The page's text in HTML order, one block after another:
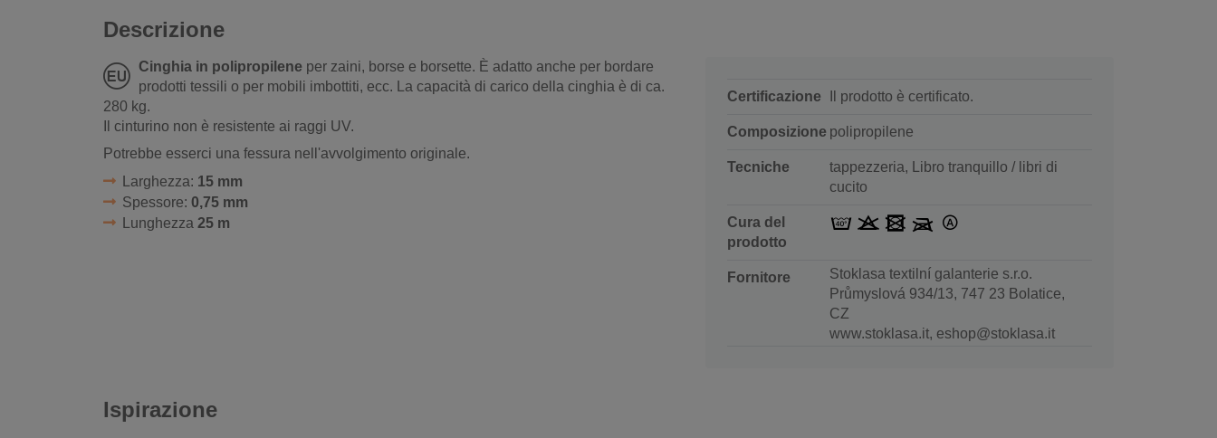
Descrizione
Cinghia in polipropilene per zaini, borse e borsette. È adatto anche per bordare
prodotti tessili o per mobili imbottiti, ecc. La capacità di carico della cinghia è di ca.
280 kg.
Il cinturino non è resistente ai raggi UV.
Potrebbe esserci una fessura nell'avvolgimento originale.
Larghezza: 15 mm
Spessore: 0,75 mm
Lunghezza 25 m
Certificazione Il prodotto è certificato.
Composizione polipropilene
Tecniche
tappezzeria, Libro tranquillo / libri di
cucito
Cura del
prodotto
Fornitore
Stoklasa textilní galanterie s.r.o.
Průmyslová 934/13, 747 23 Bolatice,
CZ
www.stoklasa.it, eshop@stoklasa.it
Ispirazione